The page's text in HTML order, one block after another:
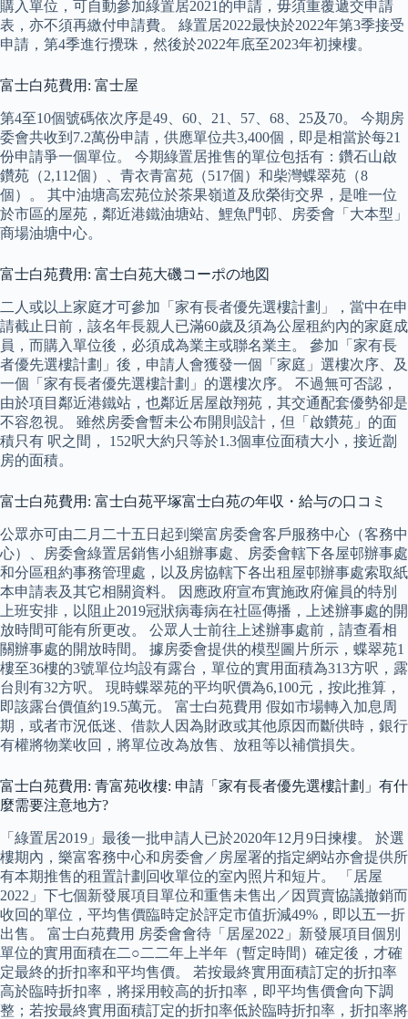
購入單位，可自動參加綠置居2021的申請，毋須重覆遞交申請
表，亦不須再繳付申請費。 綠置居2022最快於2022年第3季接受
申請，第4季進行攪珠，然後於2022年底至2023年初揀樓。
富士白苑費用: 富士屋
第4至10個號碼依次序是49、60、21、57、68、25及70。 今期房
委會共收到7.2萬份申請，供應單位共3,400個，即是相當於每21
份申請爭一個單位。 今期綠置居推售的單位包括有：鑽石山啟
鑽苑（2,112個）、青衣青富苑（517個）和柴灣蝶翠苑（8
個）。 其中油塘高宏苑位於茶果嶺道及欣榮街交界，是唯一位
於市區的屋苑，鄰近港鐵油塘站、鯉魚門邨、房委會「大本型」
商場油塘中心。
富士白苑費用: 富士白苑大磯コーポの地図
二人或以上家庭才可參加「家有長者優先選樓計劃」，當中在申
請截止日前，該名年長親人已滿60歲及須為公屋租約內的家庭成
員，而購入單位後，必須成為業主或聯名業主。 參加「家有長
者優先選樓計劃」後，申請人會獲發一個「家庭」選樓次序、及
一個「家有長者優先選樓計劃」的選樓次序。 不過無可否認，
由於項目鄰近港鐵站，也鄰近居屋啟翔苑，其交通配套優勢卻是
不容忽視。 雖然房委會暫未公布開則設計，但「啟鑽苑」的面
積只有 呎之間， 152呎大約只等於1.3個車位面積大小，接近劏
房的面積。
富士白苑費用: 富士白苑平塚富士白苑の年収・給与の口コミ
公眾亦可由二月二十五日起到樂富房委會客戶服務中心（客務中
心）、房委會綠置居銷售小組辦事處、房委會轄下各屋邨辦事處
和分區租約事務管理處，以及房協轄下各出租屋邨辦事處索取紙
本申請表及其它相關資料。 因應政府宣布實施政府僱員的特別
上班安排，以阻止2019冠狀病毒病在社區傳播，上述辦事處的開
放時間可能有所更改。 公眾人士前往上述辦事處前，請查看相
關辦事處的開放時間。 據房委會提供的模型圖片所示，蝶翠苑1
樓至36樓的3號單位均設有露台，單位的實用面積為313方呎，露
台則有32方呎。 現時蝶翠苑的平均呎價為6,100元，按此推算，
即該露台價值約19.5萬元。 富士白苑費用 假如市場轉入加息周
期，或者市況低迷、借款人因為財政或其他原因而斷供時，銀行
有權將物業收回，將單位改為放售、放租等以補償損失。
富士白苑費用: 青富苑收樓: 申請「家有長者優先選樓計劃」有什
麼需要注意地方?
「綠置居2019」最後一批申請人已於2020年12月9日揀樓。 於選
樓期內，樂富客務中心和房委會／房屋署的指定網站亦會提供所
有本期推售的租置計劃回收單位的室內照片和短片。 「居屋
2022」下七個新發展項目單位和重售未售出／因買賣協議撤銷而
收回的單位，平均售價臨時定於評定市值折減49%，即以五一折
出售。 富士白苑費用 房委會會待「居屋2022」新發展項目個別
單位的實用面積在二○二二年上半年（暫定時間）確定後，才確
定最終的折扣率和平均售價。 若按最終實用面積訂定的折扣率
高於臨時折扣率，將採用較高的折扣率，即平均售價會向下調
整；若按最終實用面積訂定的折扣率低於臨時折扣率，折扣率將